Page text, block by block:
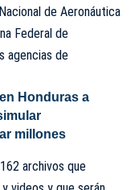
de Aeronáutica
Federal de
agencias de
Honduras a
millones
archivos que